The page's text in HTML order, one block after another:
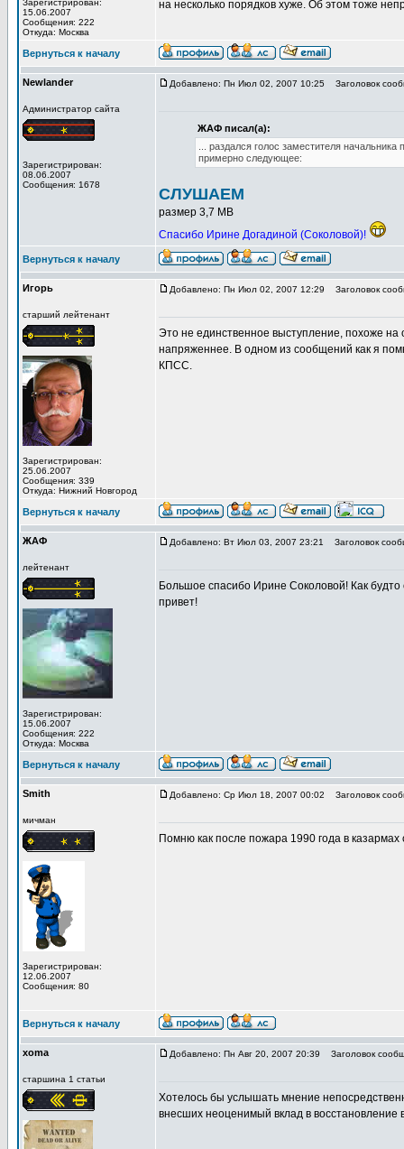
Зарегистрирован:
15.06.2007
Сообщения: 222
Откуда: Москва
на несколько порядков хуже. Об этом тоже
Вернуться к началу
Newlander
Администратор сайта
Зарегистрирован:
08.06.2007
Сообщения: 1678
Добавлено: Пн Июл 02, 2007 10:25 Заголовок
ЖАФ писал(а):
... раздался голос заместителя
примерно следующее:
СЛУШАЕМ
размер 3,7 MB
Спасибо Ирине Догадиной (Соколовой)!
Вернуться к началу
Игорь
старший лейтенант
Зарегистрирован:
25.06.2007
Сообщения: 339
Откуда: Нижний Новгород
Добавлено: Пн Июл 02, 2007 12:29 Заголовок
Это не единственное выступление, похоже
напряженнее. В одном из сообщений как я
КПСС.
Вернуться к началу
ЖАФ
лейтенант
Зарегистрирован:
15.06.2007
Сообщения: 222
Откуда: Москва
Добавлено: Вт Июл 03, 2007 23:21 Заголовок
Большое спасибо Ирине Соколовой! Как
привет!
Вернуться к началу
Smith
мичман
Зарегистрирован:
12.06.2007
Сообщения: 80
Добавлено: Ср Июл 18, 2007 00:02 Заголовок
Помню как после пожара 1990 года в
Вернуться к началу
xoma
старшина 1 статьи
Добавлено: Пн Авг 20, 2007 20:39 Заголовок
Хотелось бы услышать мнение
внесших неоценимый вклад в восстановление